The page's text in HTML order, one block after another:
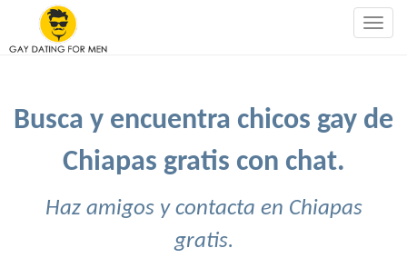
Busca y encuentra chicos gay de
Chiapas gratis con chat.
Haz amigos y contacta en Chiapas
gratis.